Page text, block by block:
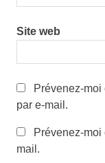
Site web
Prévenez-
par e-mail.
Prévenez-
mail.